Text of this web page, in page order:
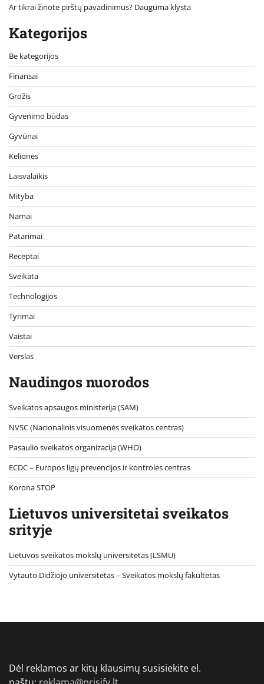
Ar tikrai žinote pirštų pavadinimus? Dauguma klysta
Kategorijos
Be kategorijos
Finansai
Grožis
Gyvenimo būdas
Gyvūnai
Kelionės
Laisvalaikis
Mityba
Namai
Patarimai
Receptai
Sveikata
Technologijos
Tyrimai
Vaistai
Verslas
Naudingos nuorodos
Sveikatos apsaugos ministerija (SAM)
NVSC (Nacionalinis visuomenės sveikatos centras)
Pasaulio sveikatos organizacija (WHO)
ECDC – Europos ligų prevencijos ir kontrolės centras
Korona STOP
Lietuvos universitetai sveikatos
srityje
Lietuvos sveikatos mokslų universitetas (LSMU)
Vytauto Didžiojo universitetas– Sveikatos mokslų fakultetas
Dėl reklamos ar kitų klausimų susisiekite el.